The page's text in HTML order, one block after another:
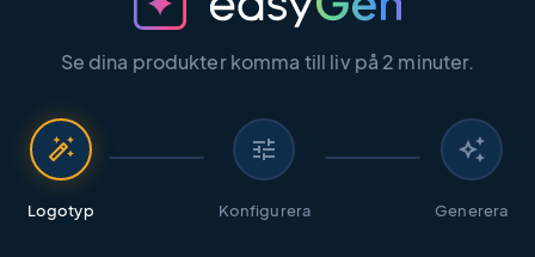
Se dina produkter komma till liv på 2 minuter.
auto_fix_high
Logotyp
tune
Konfigurera
auto_awesome
Generera